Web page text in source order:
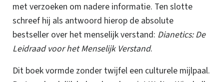
met verzoeken om nadere informatie. Ten slotte
schreef hij als antwoord hierop de absolute
bestseller over het menselijk verstand: Dianetics: De
Leidraad voor het Menselijk Verstand.
Dit boek vormde zonder twijfel een culturele mijlpaal.